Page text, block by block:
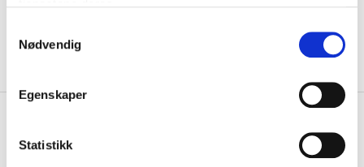
Nødvendig
Egenskaper
Statistikk
Leveringstiden forlenges dersom produkter personaliseres.
DETALJER